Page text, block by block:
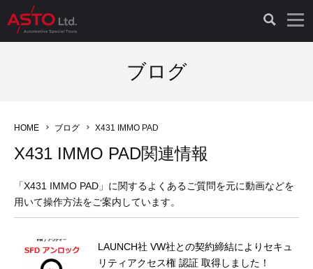
オプション品（17）
安定化電源ユニット（8）
ドイツ車（211）
その他（8）
スウェーデン車（45）
イモビライザーOFF（1）
ブログ
HOME ブログ X431 IMMO PAD
X431 IMMO PAD関連情報
「X431 IMMO PAD」に関するよくあるご質問を元に動画などを
用いて操作方法をご案内しています。
LAUNCH社 VW社との契約締結によりセキュ
リティアクセス権 認証 取得しました！